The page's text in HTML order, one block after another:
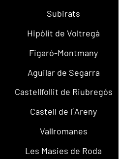
Subirats
Hipòlit de Voltregà
Figaró-Montmany
Aguilar de Segarra
Castellfollit de Riubregós
Castell de l´Areny
Vallromanes
Les Masies de Roda